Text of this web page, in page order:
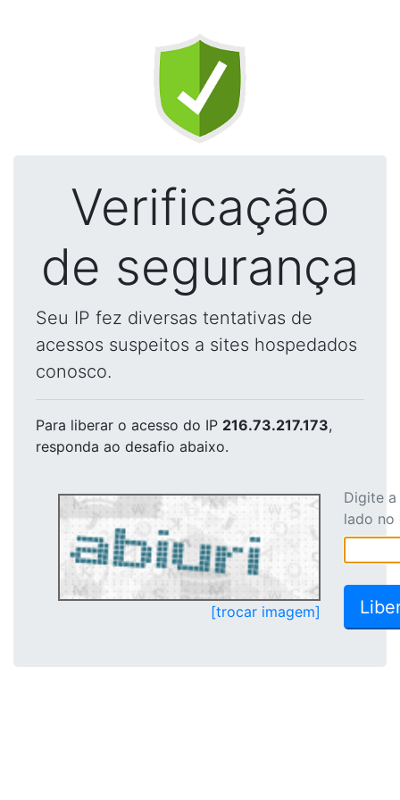
Verificação
de segurança
Seu IP fez diversas tentativas de
acessos suspeitos a sites hospedados
conosco.
Para liberar o acesso do IP 216.73.217.173,
responda ao desafio abaixo.
[trocar imagem]
Digite
lado no